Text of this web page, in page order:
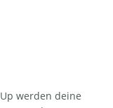
werden deine